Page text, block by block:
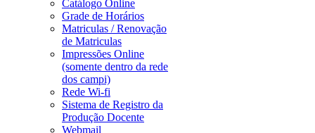
Catálogo Online
Grade de Horários
Matriculas / Renovação
de Matriculas
Impressões Online
(somente dentro da rede
dos campi)
Rede Wi-fi
Sistema de Registro da
Produção Docente
Webmail